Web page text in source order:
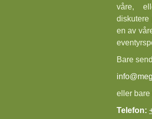
våre,
diskutere
en av
Bare
eller bare
Telefon: